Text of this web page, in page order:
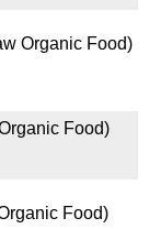
Organic Food)
Food)
Food)